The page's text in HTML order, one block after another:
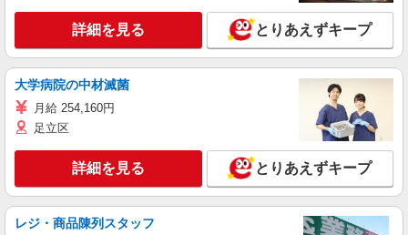
詳細を見る とりあえずキープ
大学病院の中材滅菌
月給 254,160円
足立区
詳細を見る とりあえずキープ
レジ・商品陳列スタッフ